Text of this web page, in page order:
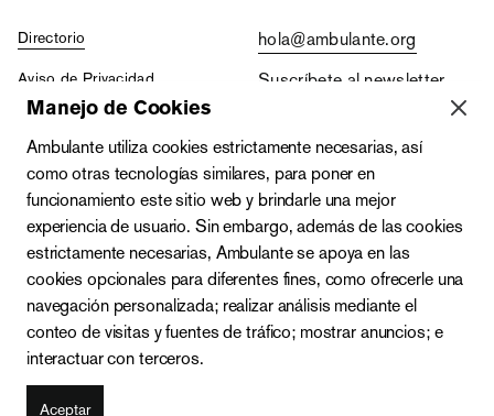
Directorio
Aviso de Privacidad
Contraloría Social
hola@ambulante.org
Suscríbete al newsletter
+52 (55) 4333 2019
Zacatecas 142-A, Roma Norte, Cuauhtémoc, C.P. 06700,
Manejo de Cookies
Ambulante utiliza cookies estrictamente necesarias, así
como otras tecnologías similares, para poner en
funcionamiento este sitio web y brindarle una mejor
experiencia de usuario. Sin embargo, además de las cookies
estrictamente necesarias, Ambulante se apoya en las
cookies opcionales para diferentes fines, como ofrecerle una
navegación personalizada; realizar análisis mediante el
conteo de visitas y fuentes de tráfico; mostrar anuncios; e
interactuar con terceros.
Aceptar